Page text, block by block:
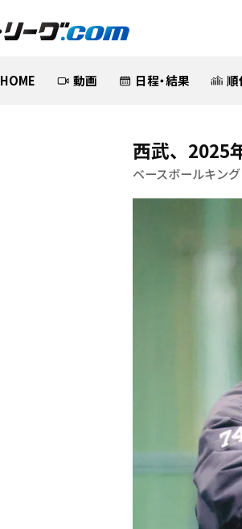
HOME 動画 日程・結果 順
西武、2025
ベースボールキング